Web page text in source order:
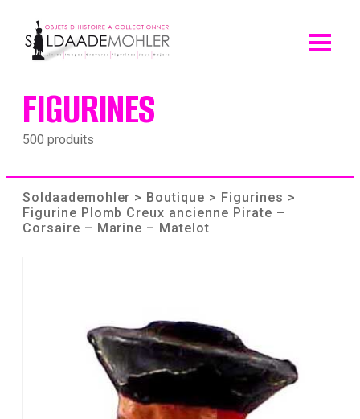
content
FIGURINES
500 produits
Soldaademohler > Boutique > Figurines >
Figurine Plomb Creux ancienne Pirate –
Corsaire – Marine – Matelot